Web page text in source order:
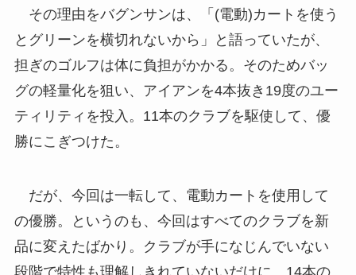
その理由をバグンサンは、「(電動)カートを使う
とグリーンを横切れないから」と語っていたが、
担ぎのゴルフは体に負担がかかる。そのためバッ
グの軽量化を狙い、アイアンを4本抜き19度のユー
ティリティを投入。11本のクラブを駆使して、優
勝にこぎつけた。
だが、今回は一転して、電動カートを使用して
の優勝。というのも、今回はすべてのクラブを新
品に変えたばかり。クラブが手になじんでいない
段階で特性も理解しきれていないだけに、14本の